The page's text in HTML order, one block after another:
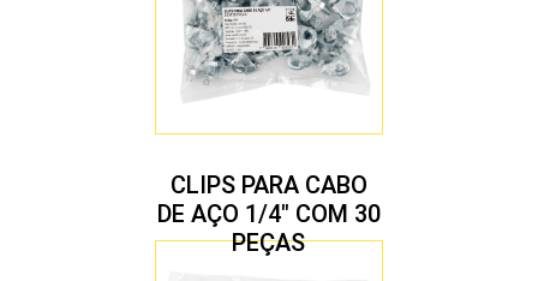
CLIPS PARA CABO
DE AÇO 1/4″ COM 30
PEÇAS